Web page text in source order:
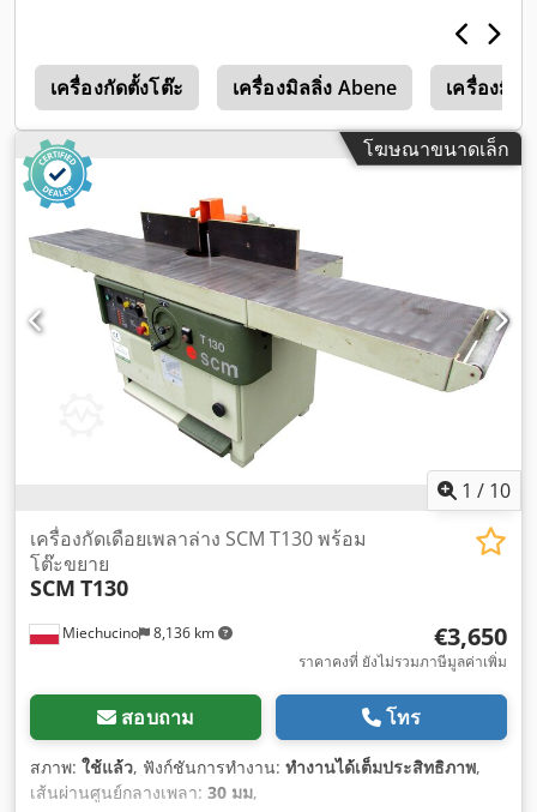
เครื่องกัดตั้งโต๊ะ เครื่องมิลลิ่ง Abene เครื่องมิล
โฆษณาขนาดเล็ก
1 / 10
Miechucino 8,136 km
เครื่องกัดเดือยเพลาล่าง SCM T130 พร้อม
โต๊ะขยาย
SCM T130
€3,650
ราคาคงที่ ยังไม่รวมภาษีมูลค่าเพิ่ม
สอบถาม โทร
สภาพ: ใช้แล้ว, ฟังก์ชันการทำงาน: ทำงานได้เต็มประสิทธิภาพ,
เส้นผ่านศูนย์กลางเพลา: 30 มม,